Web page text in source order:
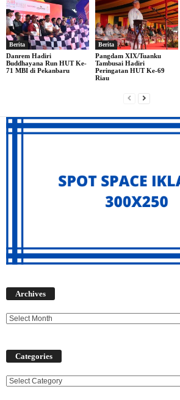
Berita
Danrem Hadiri
Buddhayana Run HUT Ke-
71 MBI di Pekanbaru
Berita
Pangdam XIX/Tuanku
Tambusai Hadiri
Peringatan HUT Ke-69
Riau
Archives
Categories
Categories